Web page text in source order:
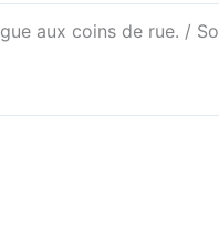
aux coins de rue. /